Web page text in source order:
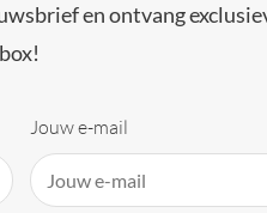
en ontvang
Jouw e-mail